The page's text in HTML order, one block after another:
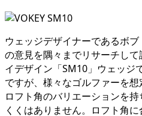
ウェッジデザイナーであるボ
の意見を隅々までリサーチし
イデザイン「SM10」ウェッジ
ですが、様々なゴルファーを
ロフト角のバリエーションを
くくはありません。ロフト角